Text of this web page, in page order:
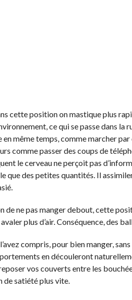
cette position on mastique plus
ce qui se passe dans
en même temps, comme marcher
comme passer des coups de
le cerveau ne perçoit pas
que des petites quantités. Il
de ne pas manger debout, cette
plus d’air. Conséquence, des
compris, pour bien manger,
en découleront
vos couverts entre les
de satiété plus vite.